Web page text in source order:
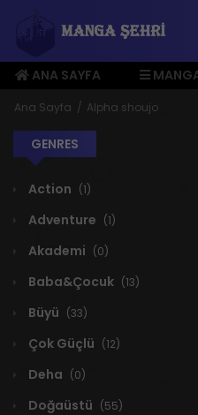
ANA SAYFA
ÜYE MENÜSÜ
Ana Sayfa Alpha shoujo
GENRES
Action (1)
Adventure (1)
Akademi (0)
Baba&Çocuk (13)
Büyü (33)
Çok Güçlü (12)
Deha (0)
Doğaüstü (55)